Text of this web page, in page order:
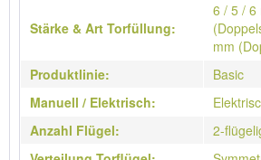
Stärke & Art Torfüllung:
6 / 5 / 6
mm
Produktlinie:
Basic
Manuell / Elektrisch:
Anzahl Flügel:
2-